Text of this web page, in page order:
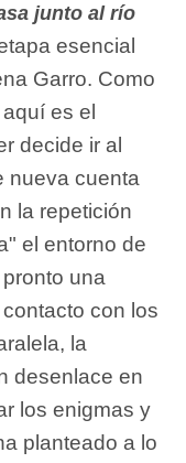
junto al río
esencial
Garro. Como
es el
decide ir al
nueva cuenta
la repetición
el entorno de
una
con los
la
desenlace en
los enigmas y
planteado a lo